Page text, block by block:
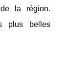
la région.
plus belles